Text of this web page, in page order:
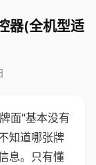
器(全机型适
面"基本没有
知道哪张牌
息。只有懂